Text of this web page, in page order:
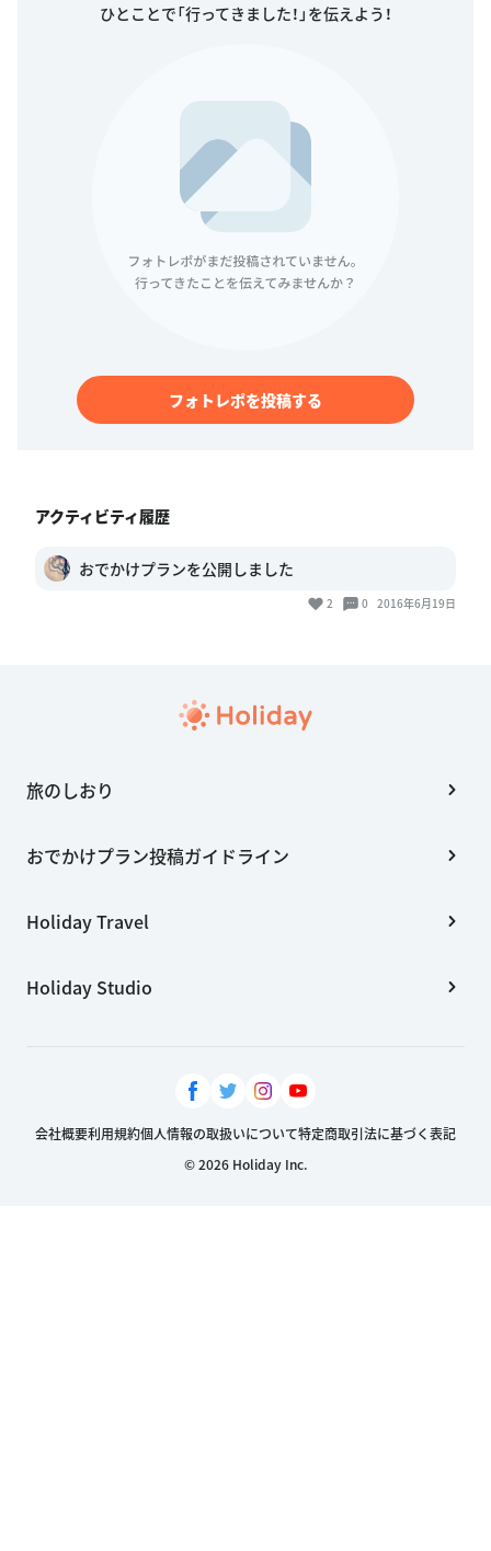
ひとことで「行ってきました！」を伝えよう！
フォトレポを投稿する
アクティビティ履歴
おでかけプランを公開しました
2 0 2016年6月19日
旅のしおり
おでかけプラン投稿ガイドライン
Holiday Travel
Holiday Studio
会社概要利用規約個人情報の取扱いについて特定商取引法に基づく表記
© 2026 Holiday Inc.